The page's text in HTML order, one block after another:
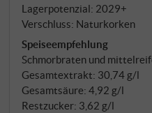
Edelstahl bewahrt die
klassischer, zugleich
authentischer Herkunft
SUPERIORE.DE
Lagerpotenzial: 2029+
Verschluss: Naturkorken
Speiseempfehlung
Schmorbraten und
Gesamtextrakt: 30,74 g/l
Gesamtsäure: 4,92 g/l
Restzucker: 3,62 g/l